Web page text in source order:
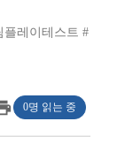
플레이테스트 #
0명 읽는 중